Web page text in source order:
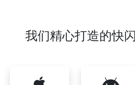
我们精心打造的快